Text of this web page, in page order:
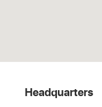
Headquarters